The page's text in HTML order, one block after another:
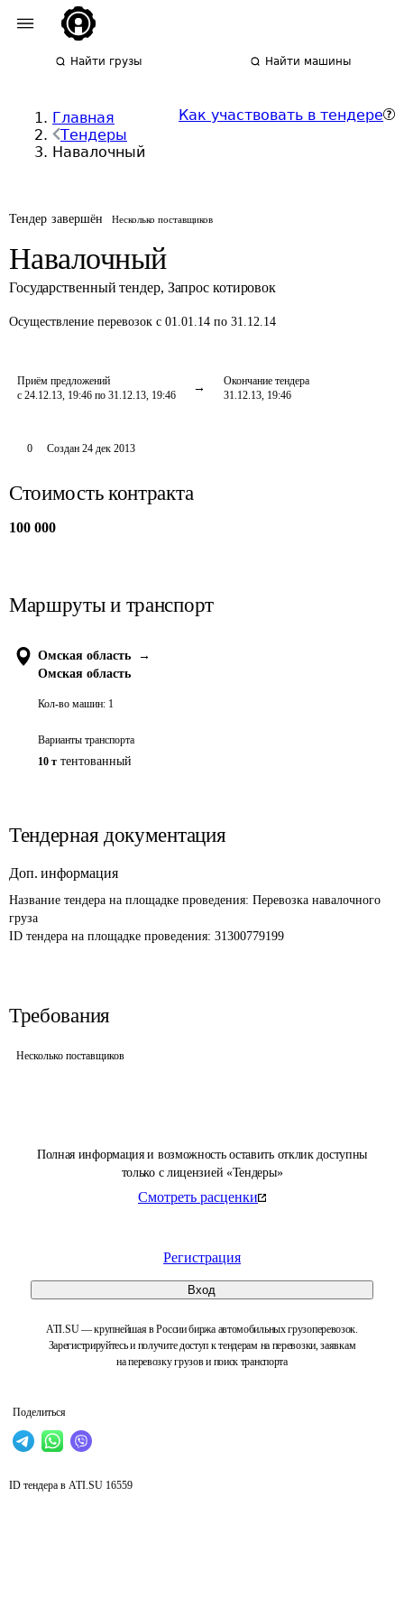
Найти грузы Найти машины
Главная
Тендеры
Навалочный
Как участвовать в тендере
Тендер завершён Несколько поставщиков
Навалочный
Государственный тендер, Запрос котировок
Осуществление перевозок с 01.01.14 по 31.12.14
Приём предложений
с 24.12.13, 19:46 по 31.12.13, 19:46
Окончание тендера
31.12.13, 19:46
Полная информация и возможность оставить отклик доступны
только с лицензией «Тендеры»
Смотреть расценки
Регистрация
Вход
ATI.SU — крупнейшая в России биржа автомобильных грузоперевозок.
Зарегистрируйтесь и получите доступ к тендерам на перевозки, заявкам
на перевозку грузов и поиск транспорта
Поделиться
0 Создан 24 дек 2013
Стоимость контракта
100 000
Маршруты и транспорт
Омская область
→
Омская область
Кол-во машин: 1
Варианты транспорта
10 т тентованный
Тендерная документация
Доп. информация
Название тендера на площадке проведения: Перевозка навалочного
груза
ID тендера на площадке проведения: 31300779199
Требования
Несколько поставщиков
ID тендера в ATI.SU 16559